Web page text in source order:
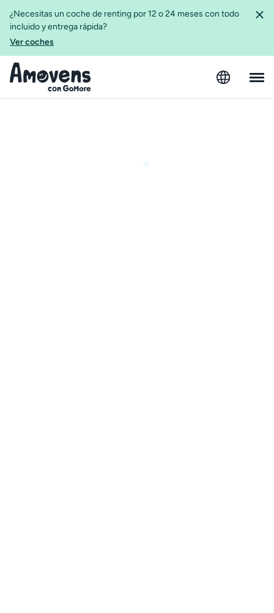
¿Necesitas un coche de renting por 12 o 24 meses con todo
incluido y entrega rápida?
Ver coches